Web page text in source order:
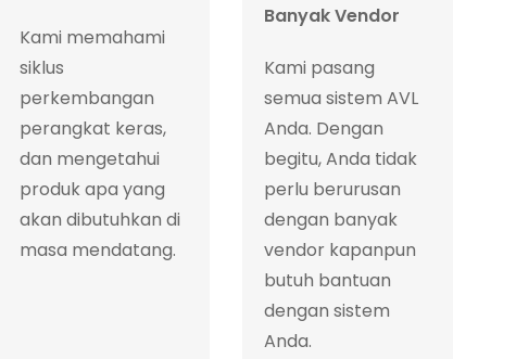
Kami memahami
siklus
perkembangan
perangkat keras,
dan mengetahui
produk apa yang
akan dibutuhkan di
masa mendatang.
Banyak Vendor
Kami pasang
semua sistem AVL
Anda. Dengan
begitu, Anda tidak
perlu berurusan
dengan banyak
vendor kapanpun
butuh bantuan
dengan sistem
Anda.